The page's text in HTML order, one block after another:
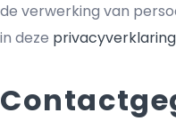
de verwerking van
in deze privacyverklaring